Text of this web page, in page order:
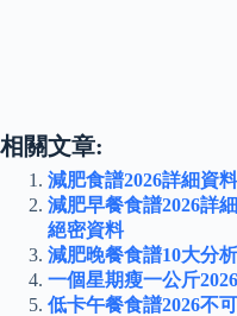
相關文章:
減肥食譜2026詳細資
減肥早餐食譜2026詳
絕密資料
減肥晚餐食譜10大分
一個星期瘦一公斤
低卡午餐食譜2026不